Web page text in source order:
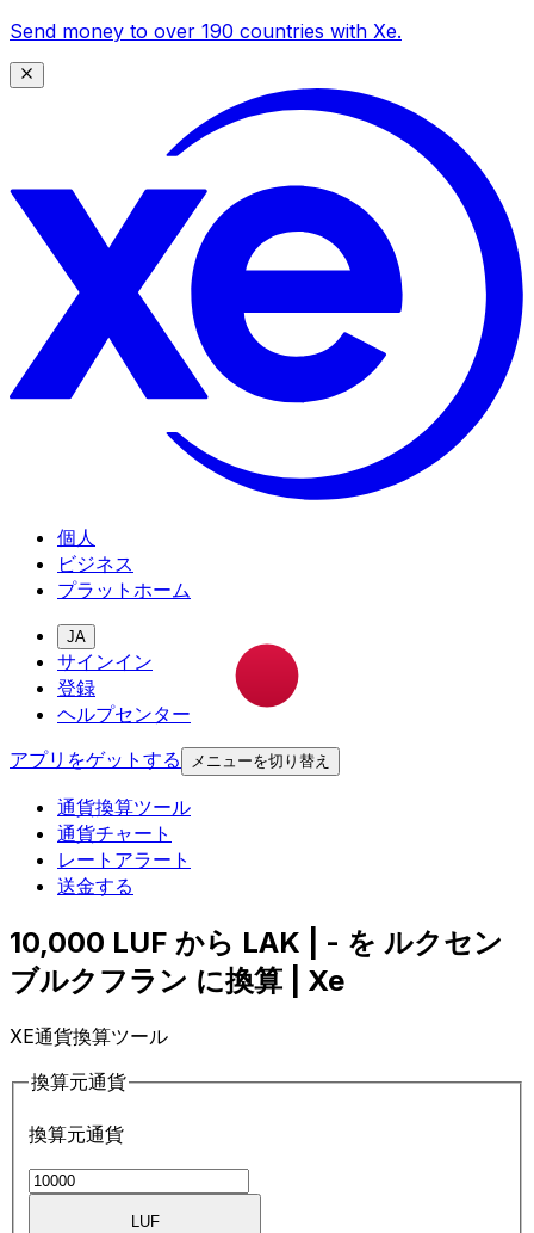
Send money to over 190 countries with Xe.
個人
ビジネス
プラットホーム
JA
サインイン
登録
ヘルプセンター
アプリをゲットする
メニューを切り替え
通貨換算ツール
通貨チャート
レートアラート
送金する
10,000 LUF から LAK | - を ルクセン
ブルクフラン に換算 | Xe
XE通貨換算ツール
換算元通貨
換算元通貨
LUF